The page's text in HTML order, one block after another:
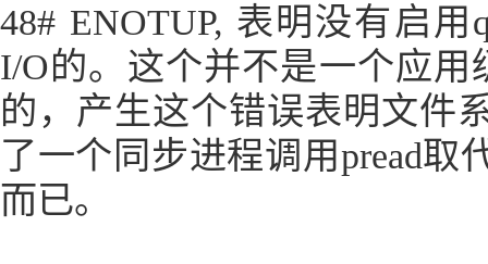
48# ENOTUP, 表明没有启用
I/O的。这个并不是一个应用
的，产生这个错误表明文件
了一个同步进程调用pread取
而已。